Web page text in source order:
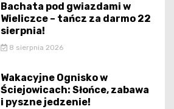
Bachata pod gwiazdami w
Wieliczce – tańcz za darmo 22
sierpnia!
8 sierpnia 2026
Wakacyjne Ognisko w
Ściejowicach: Słońce, zabawa
i pyszne jedzenie!